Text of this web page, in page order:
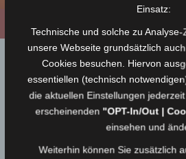
STARTSEITE Verdienste
Verdienste
Feuerwehr Berg ehrt
18.09.2021
Einsatz:
Technische und solche zu
unsere Webseite grundsätzlich
Cookies besuchen. Hiervon
essentiellen (technisch
die aktuellen Einstellungen
erscheinenden "OPT-In/Out |
einsehen und
Weiterhin können Sie zusätzlich